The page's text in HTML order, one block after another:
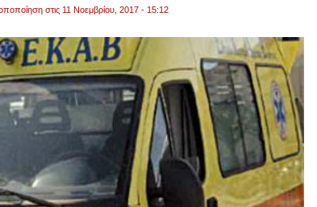
στις 11 Νοεμβρίου, 2017 - 15:12